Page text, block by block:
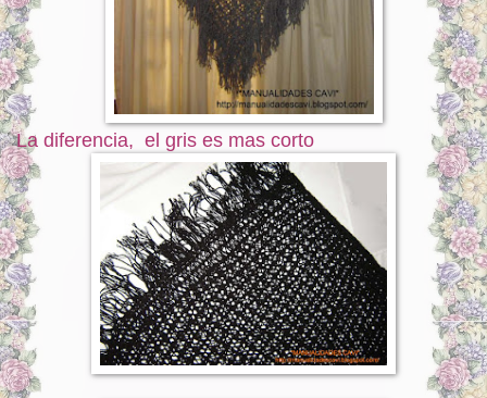
La diferencia, el gris es mas corto